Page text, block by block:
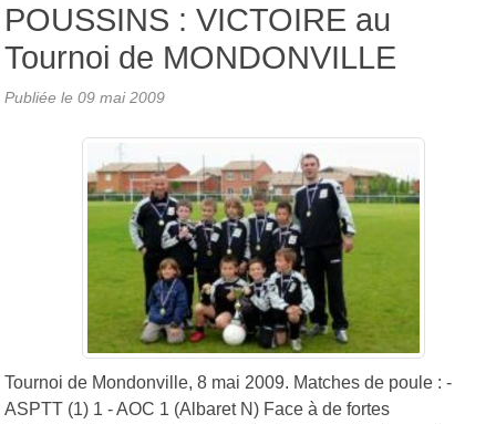
POUSSINS : VICTOIRE au
Tournoi de MONDONVILLE
Publiée le 09 mai 2009
Tournoi de Mondonville, 8 mai 2009. Matches de poule : -
ASPTT (1) 1 - AOC 1 (Albaret N) Face à de fortes